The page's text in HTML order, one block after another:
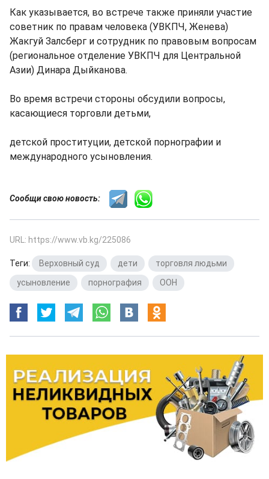
Как указывается, во встрече также приняли участие
советник по правам человека (УВКПЧ, Женева)
Жакгуй Залсберг и сотрудник по правовым вопросам
(региональное отделение УВКПЧ для Центральной
Азии) Динара Дыйканова.
Во время встречи стороны обсудили вопросы,
касающиеся торговли детьми,
детской проституции, детской порнографии и
международного усыновления.
Сообщи свою новость:
URL: https://www.vb.kg/225086
Теги: Верховный суд дети торговля людьми
усыновление
порнография ООН